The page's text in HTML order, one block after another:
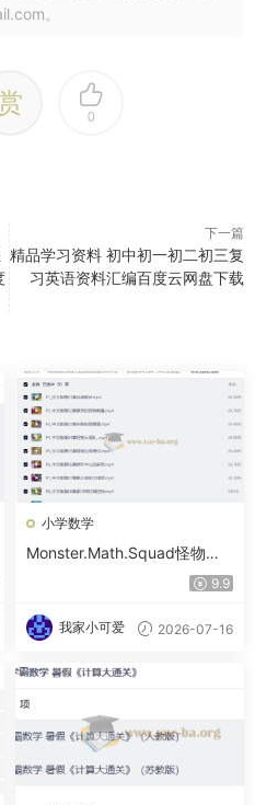
。
0
下一篇
精品学习资料 初中初一初二初三复
习英语资料汇编百度云网盘下载
小学数学
Monster.Math.Squad怪物数
9.9
我家小可爱 2026-07-16